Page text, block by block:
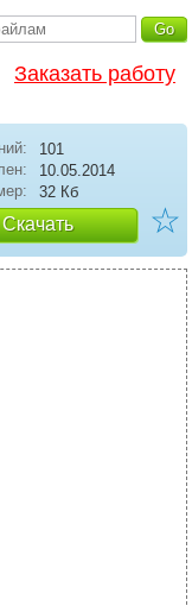
Заказать работу
101
10.05.2014
32 Кб
Скачать ☆